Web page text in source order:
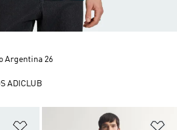
Adicionar à Lista de Desejos
Argentina 26
ADICLUB